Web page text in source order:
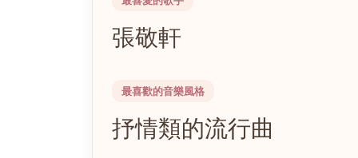
張敬軒
最喜歡的音樂風格
抒情類的流行曲